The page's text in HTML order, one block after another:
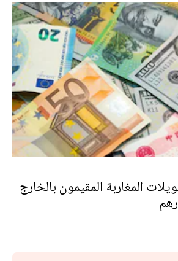
المغاربة المقيمون بالخارج